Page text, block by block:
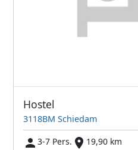
Hostel
3118BM Schiedam
3-7 Pers.
19,90 km